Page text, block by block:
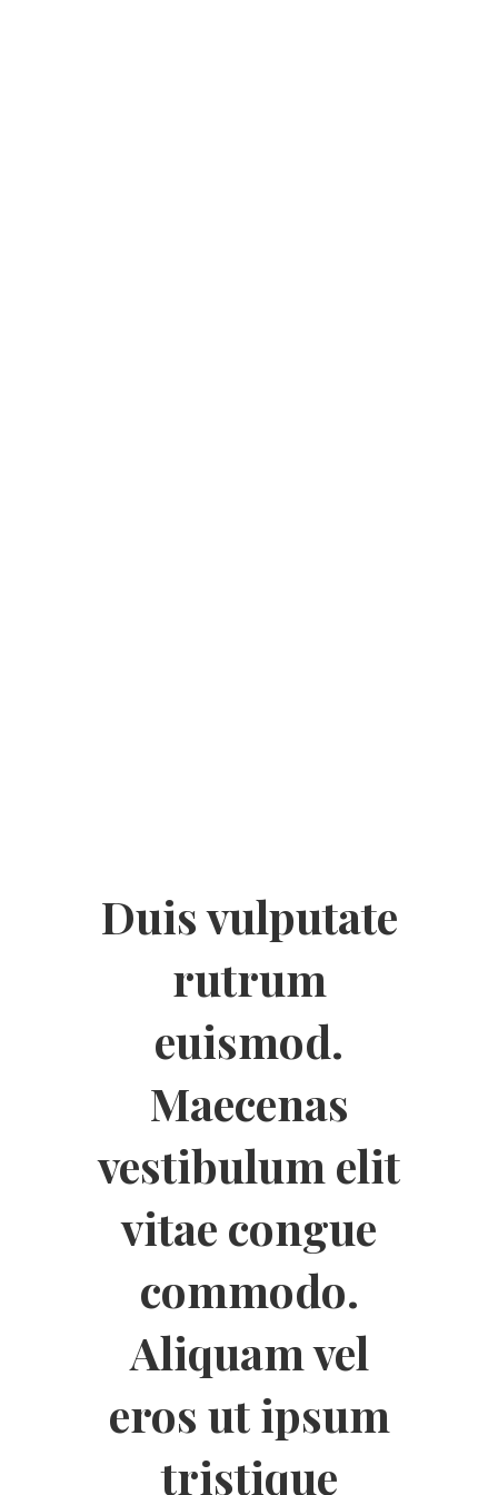
Duis vulputate
rutrum
euismod.
Maecenas
vestibulum elit
vitae congue
commodo.
Aliquam vel
eros ut ipsum
tristique